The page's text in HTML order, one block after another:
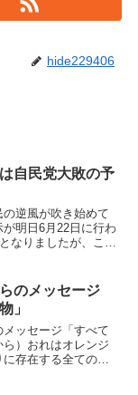
hide229406
自民党大敗の予
逆風が吹き始めて
明日6月22日に行わ
なりましたが、ここ
るのではないかと
のメッセージ
」
ッセージ「すべて
）おれはオレンジ
存在する全てのも